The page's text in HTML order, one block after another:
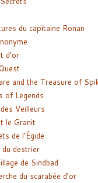
du capitaine Ronan
d’or
and the Treasure of
of Legends
Veilleurs
le Granit
de l’Égide
du destrier
de Sindbad
du scarabée d’or